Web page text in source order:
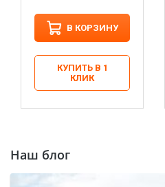
В КОРЗИНУ
КУПИТЬ В 1
КЛИК
Наш блог